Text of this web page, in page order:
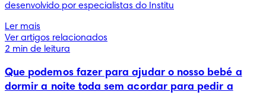
desenvolvido por especialistas do Institu
Ler mais
Ver artigos relacionados
2 min de leitura
Que podemos fazer para ajudar o nosso bebé a
dormir a noite toda sem acordar para pedir a